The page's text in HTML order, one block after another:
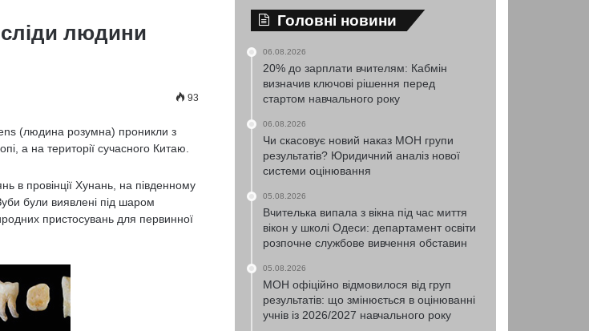
сліди людини
93
(людина розумна) проникли з
а на території сучасного Китаю.
в провінції Хунань, на південному
були виявлені під шаром
пристосувань для первинної
Головні новини
06.08.2026
20% до зарплати вчителям: Кабмін
визначив ключові рішення перед
стартом навчального року
06.08.2026
Чи скасовує новий наказ МОН групи
результатів? Юридичний аналіз нової
системи оцінювання
05.08.2026
Вчителька випала з вікна під час миття
вікон у школі Одеси: департамент освіти
розпочне службове вивчення обставин
05.08.2026
МОН офіційно відмовилося від груп
результатів: що змінюється в оцінюванні
учнів із 2026/2027 навчального року